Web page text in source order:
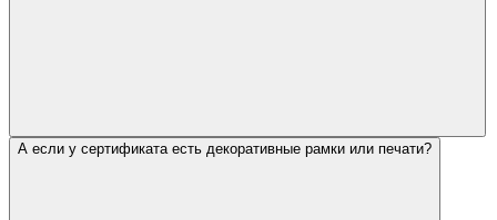
А если у сертификата есть декоративные рамки или печати?